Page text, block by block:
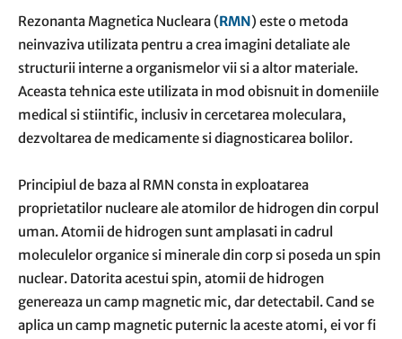
Rezonanta Magnetica Nucleara (RMN) este o metoda
neinvaziva utilizata pentru a crea imagini detaliate ale
structurii interne a organismelor vii si a altor materiale.
Aceasta tehnica este utilizata in mod obisnuit in domeniile
medical si stiintific, inclusiv in cercetarea moleculara,
dezvoltarea de medicamente si diagnosticarea bolilor.
Principiul de baza al RMN consta in exploatarea
proprietatilor nucleare ale atomilor de hidrogen din corpul
uman. Atomii de hidrogen sunt amplasati in cadrul
moleculelor organice si minerale din corp si poseda un spin
nuclear. Datorita acestui spin, atomii de hidrogen
genereaza un camp magnetic mic, dar detectabil. Cand se
aplica un camp magnetic puternic la aceste atomi, ei vor fi